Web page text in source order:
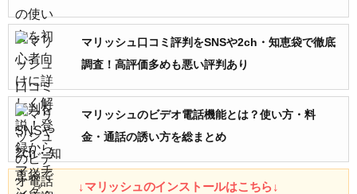
マリッシュ口コミ評判をSNSや2ch・知恵袋で徹底
調査！高評価多めも悪い評判あり
マリッシュのビデオ電話機能とは？使い方・料
金・通話の誘い方を総まとめ
↓マリッシュのインストールはこちら↓